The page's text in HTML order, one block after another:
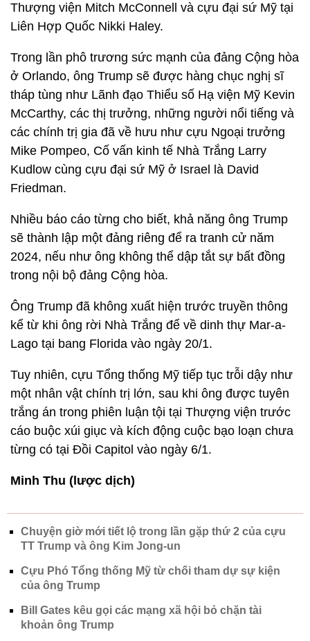
Thượng viện Mitch McConnell và cựu đại sứ Mỹ tại
Liên Hợp Quốc Nikki Haley.
Trong lần phô trương sức mạnh của đảng Cộng hòa
ở Orlando, ông Trump sẽ được hàng chục nghị sĩ
tháp tùng như Lãnh đạo Thiểu số Hạ viện Mỹ Kevin
McCarthy, các thị trưởng, những người nổi tiếng và
các chính trị gia đã về hưu như cựu Ngoại trưởng
Mike Pompeo, Cố vấn kinh tế Nhà Trắng Larry
Kudlow cùng cựu đại sứ Mỹ ở Israel là David
Friedman.
Nhiều báo cáo từng cho biết, khả năng ông Trump
sẽ thành lập một đảng riêng để ra tranh cử năm
2024, nếu như ông không thể dập tắt sự bất đồng
trong nội bộ đảng Cộng hòa.
Ông Trump đã không xuất hiện trước truyền thông
kể từ khi ông rời Nhà Trắng để về dinh thự Mar-a-
Lago tại bang Florida vào ngày 20/1.
Tuy nhiên, cựu Tổng thống Mỹ tiếp tục trỗi dậy như
một nhân vật chính trị lớn, sau khi ông được tuyên
trắng án trong phiên luận tội tại Thượng viện trước
cáo buộc xúi giục và kích động cuộc bạo loạn chưa
từng có tại Đồi Capitol vào ngày 6/1.
Minh Thu (lược dịch)
Chuyện giờ mới tiết lộ trong lần gặp thứ 2 của cựu
TT Trump và ông Kim Jong-un
Cựu Phó Tổng thống Mỹ từ chối tham dự sự kiện
của ông Trump
Bill Gates kêu gọi các mạng xã hội bỏ chặn tài
khoản ông Trump